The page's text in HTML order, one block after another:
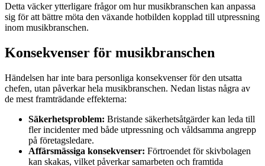
Detta väcker ytterligare frågor om hur musikbranschen kan anpassa
sig för att bättre möta den växande hotbilden kopplad till utpressning
inom musikbranschen.
Konsekvenser för musikbranschen
Händelsen har inte bara personliga konsekvenser för den utsatta
chefen, utan påverkar hela musikbranschen. Nedan listas några av
de mest framträdande effekterna:
Säkerhetsproblem: Bristande säkerhetsåtgärder kan leda till
fler incidenter med både utpressning och våldsamma angrepp
på företagsledare.
Affärsmässiga konsekvenser: Förtroendet för skivbolagen
kan skakas, vilket påverkar samarbeten och framtida